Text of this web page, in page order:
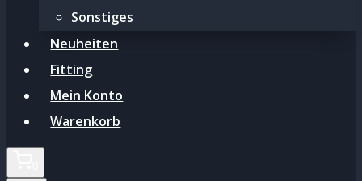
Sonstiges
Neuheiten
Fitting
Mein Konto
Warenkorb